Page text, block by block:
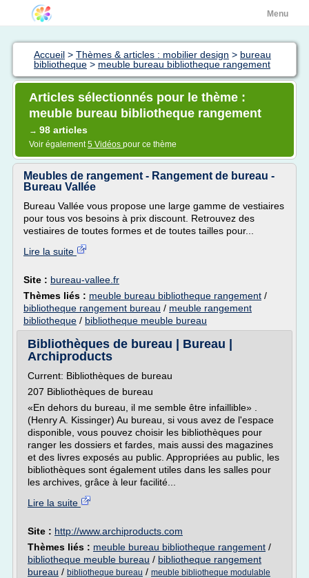
Menu
Accueil > Thèmes & articles : mobilier design > bureau
bibliotheque > meuble bureau bibliotheque rangement
Articles sélectionnés pour le thème :
meuble bureau bibliotheque rangement
→ 98 articles
Voir également5 Vidéos pour ce thème
Meubles de rangement - Rangement de bureau -
Bureau Vallée
Bureau Vallée vous propose une large gamme de vestiaires
pour tous vos besoins à prix discount. Retrouvez des
vestiaires de toutes formes et de toutes tailles pour...
Lire la suite
Site : bureau-vallee.fr
Thèmes liés : meuble bureau bibliotheque rangement /
bibliotheque rangement bureau / meuble rangement
bibliotheque / bibliotheque meuble bureau
Bibliothèques de bureau | Bureau |
Archiproducts
Current: Bibliothèques de bureau
207 Bibliothèques de bureau
«En dehors du bureau, il me semble être infaillible» .
(Henry A. Kissinger) Au bureau, si vous avez de l'espace
disponible, vous pouvez choisir les bibliothèques pour
ranger les dossiers et fardes, mais aussi des magazines
et des livres exposés au public. Appropriées au public, les
bibliothèques sont également utiles dans les salles pour
les archives, grâce à leur facilité...
Lire la suite
Site : http://www.archiproducts.com
Thèmes liés : meuble bureau bibliotheque rangement /
bibliotheque meuble bureau / bibliotheque rangement
bureau / bibliotheque bureau / meuble bibliotheque modulable